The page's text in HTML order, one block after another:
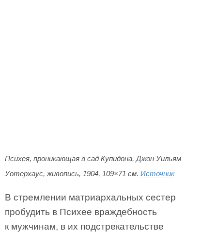
Психея, проникающая в сад Купидона, Джон Уильям
Уотерхаус, живопись, 1904, 109×71 см. Источник
В стремлении матриархальных сестер
пробудить в Психее враждебность
к мужчинам, в их подстрекательстве